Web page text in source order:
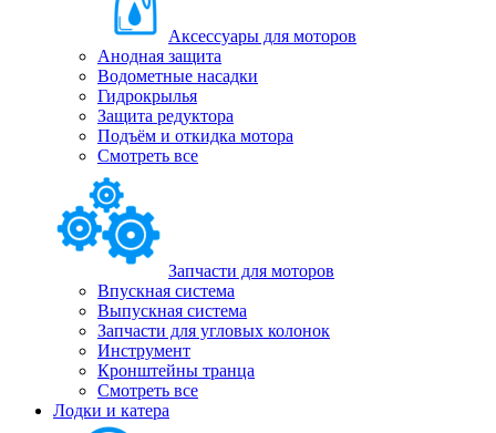
Аксессуары для моторов
Анодная защита
Водометные насадки
Гидрокрылья
Защита редуктора
Подъём и откидка мотора
Смотреть все
Запчасти для моторов
Впускная система
Выпускная система
Запчасти для угловых колонок
Инструмент
Кронштейны транца
Смотреть все
Лодки и катера